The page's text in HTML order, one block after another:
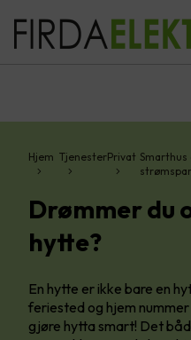
Hjem TjenesterPrivat Smarthus
Drømmer du
hytte?
En hytte er ikke bare en
feriested og hjem
gjøre hytta smart! Det